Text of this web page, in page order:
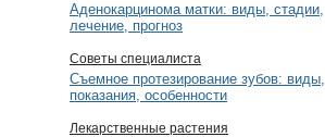
Аденокарцинома матки: виды, стадии,
лечение, прогноз
Советы специалиста
Съемное протезирование зубов: виды,
показания, особенности
Лекарственные растения